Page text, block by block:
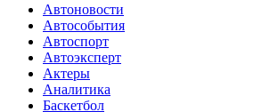
Автоновости
Автособытия
Автоспорт
Автоэксперт
Актеры
Аналитика
Баскетбол